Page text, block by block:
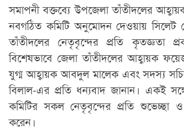
সমাপনী বক্তব্যে উপজেলা তাঁতীদলের
নবগঠিত কমিটি অনুমোদন দেওয়ায় সিলেট
তাঁতীদলের নেতৃবৃন্দের প্রতি কৃতজ্ঞতা
বিশেষভাবে জেলা তাঁতীদলের আহ্বায়ক
যুগ্ম আহ্বায়ক আবদুল মালেক এবং সদস্য
বিলাল-এর প্রতি ধন্যবাদ জানান। একই
কমিটির সকল নেতৃবৃন্দের প্রতি শুভেচ্ছা
করেন।